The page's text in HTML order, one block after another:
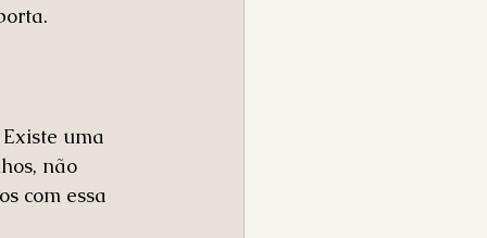
Existe uma
não
com essa